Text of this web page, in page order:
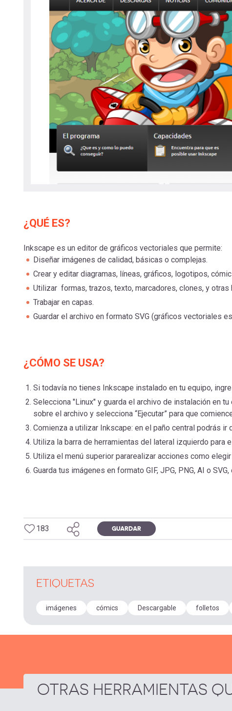
¿QUÉ ES?
Inkscape es un editor de gráficos vectoriales que permite:
Diseñar imágenes de calidad, básicas o complejas.
Crear y editar diagramas, líneas, gráficos, logotipos,
Utilizar formas, trazos, texto, marcadores, clones, y otras
Trabajar en capas.
Guardar el archivo en formato SVG (gráficos vectoriales
¿CÓMO SE USA?
Si todavía no tienes Inkscape instalado en tu equipo,
Selecciona "Linux" y guarda el archivo de instalación en
sobre el archivo y selecciona “Ejecutar” para que
Comienza a utilizar Inkscape: en el paño central podrás ir
Utiliza la barra de herramientas del lateral izquierdo para
Utiliza el menú superior pararealizar acciones como
Guarda tus imágenes en formato GIF, JPG, PNG, AI o
183 GUARDAR
ETIQUETAS
imágenes cómics Descargable folletos
OTRAS HERRAMIENTAS